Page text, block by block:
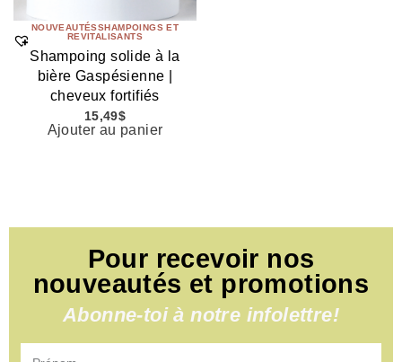
NOUVEAUTÉSSHAMPOINGS ET
REVITALISANTS
Shampoing solide à la
bière Gaspésienne |
cheveux fortifiés
15,49$
Ajouter au panier
Pour recevoir nos
nouveautés et promotions
Abonne-toi à notre infolettre!